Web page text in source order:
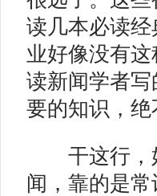
读几本必读
业好像没有
读新闻学者
要的知识，
干这行，好
闻，靠的是